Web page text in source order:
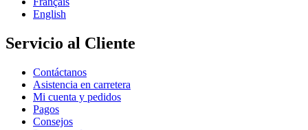
English
Servicio al Cliente
Contáctanos
Asistencia en carretera
Mi cuenta y pedidos
Pagos
Consejos